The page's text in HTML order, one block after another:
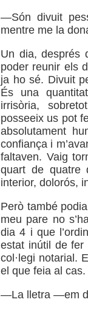
—Són divuit
mentre me la
Un dia, després
poder reunir els
ja ho sé. Divuit
És una
irrisòria,
posseeix us pot
absolutament
confiança i
faltaven. Vaig
quart de quatre
interior, dolorós,
Però també
meu pare no
dia 4 i que
estat inútil de fer
col·legi notarial.
el que feia al cas.
—La lletra —em